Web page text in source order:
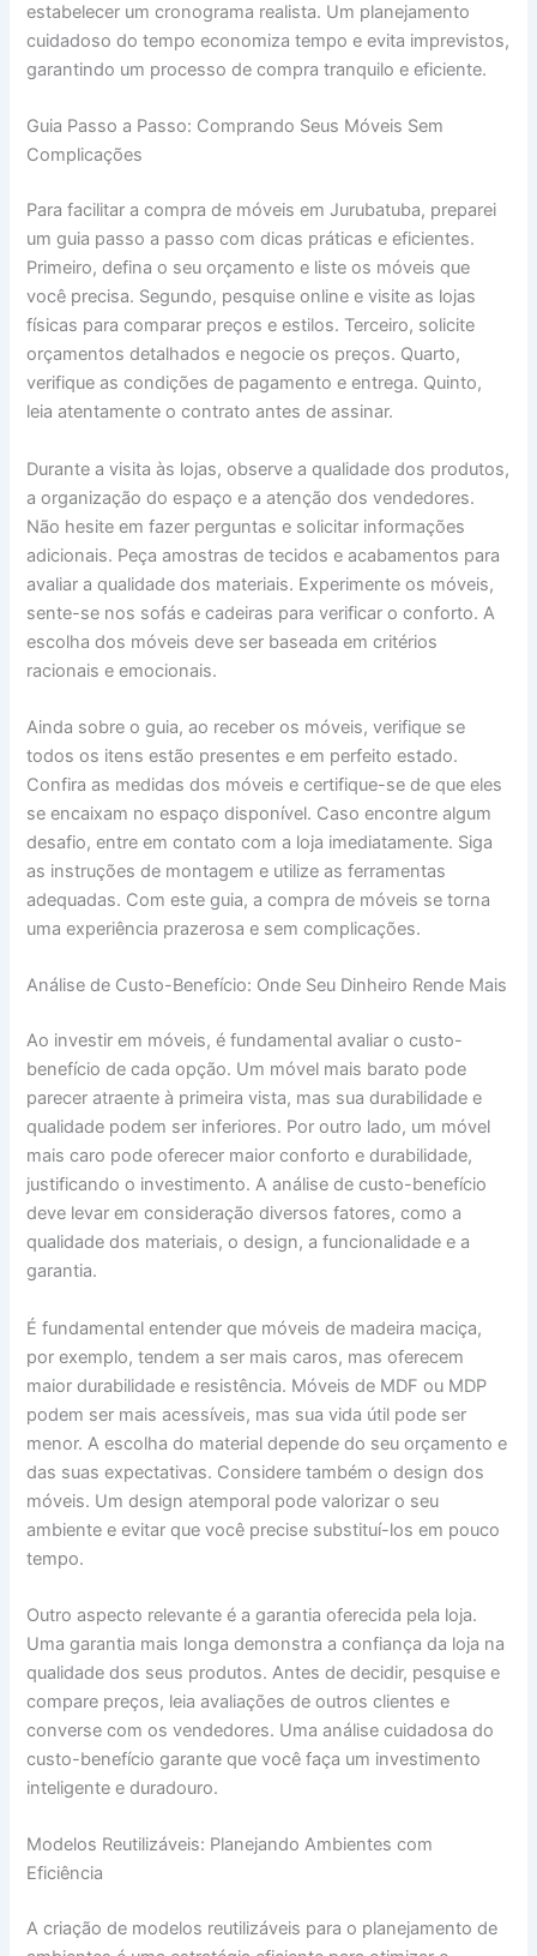
estabelecer um cronograma realista. Um planejamento
cuidadoso do tempo economiza tempo e evita imprevistos,
garantindo um processo de compra tranquilo e eficiente.
Guia Passo a Passo: Comprando Seus Móveis Sem
Complicações
Para facilitar a compra de móveis em Jurubatuba, preparei
um guia passo a passo com dicas práticas e eficientes.
Primeiro, defina o seu orçamento e liste os móveis que
você precisa. Segundo, pesquise online e visite as lojas
físicas para comparar preços e estilos. Terceiro, solicite
orçamentos detalhados e negocie os preços. Quarto,
verifique as condições de pagamento e entrega. Quinto,
leia atentamente o contrato antes de assinar.
Durante a visita às lojas, observe a qualidade dos produtos,
a organização do espaço e a atenção dos vendedores.
Não hesite em fazer perguntas e solicitar informações
adicionais. Peça amostras de tecidos e acabamentos para
avaliar a qualidade dos materiais. Experimente os móveis,
sente-se nos sofás e cadeiras para verificar o conforto. A
escolha dos móveis deve ser baseada em critérios
racionais e emocionais.
Ainda sobre o guia, ao receber os móveis, verifique se
todos os itens estão presentes e em perfeito estado.
Confira as medidas dos móveis e certifique-se de que eles
se encaixam no espaço disponível. Caso encontre algum
desafio, entre em contato com a loja imediatamente. Siga
as instruções de montagem e utilize as ferramentas
adequadas. Com este guia, a compra de móveis se torna
uma experiência prazerosa e sem complicações.
Análise de Custo-Benefício: Onde Seu Dinheiro Rende Mais
Ao investir em móveis, é fundamental avaliar o custo-
benefício de cada opção. Um móvel mais barato pode
parecer atraente à primeira vista, mas sua durabilidade e
qualidade podem ser inferiores. Por outro lado, um móvel
mais caro pode oferecer maior conforto e durabilidade,
justificando o investimento. A análise de custo-benefício
deve levar em consideração diversos fatores, como a
qualidade dos materiais, o design, a funcionalidade e a
garantia.
É fundamental entender que móveis de madeira maciça,
por exemplo, tendem a ser mais caros, mas oferecem
maior durabilidade e resistência. Móveis de MDF ou MDP
podem ser mais acessíveis, mas sua vida útil pode ser
menor. A escolha do material depende do seu orçamento e
das suas expectativas. Considere também o design dos
móveis. Um design atemporal pode valorizar o seu
ambiente e evitar que você precise substituí-los em pouco
tempo.
Outro aspecto relevante é a garantia oferecida pela loja.
Uma garantia mais longa demonstra a confiança da loja na
qualidade dos seus produtos. Antes de decidir, pesquise e
compare preços, leia avaliações de outros clientes e
converse com os vendedores. Uma análise cuidadosa do
custo-benefício garante que você faça um investimento
inteligente e duradouro.
Modelos Reutilizáveis: Planejando Ambientes com
Eficiência
A criação de modelos reutilizáveis para o planejamento de